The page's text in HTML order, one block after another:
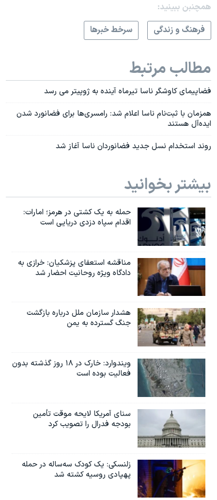
همچنبن ببینید:
فرهنگ و زندگی
سرخط خبرها
مطالب مرتبط
فضاپیمای کاوشگر ناسا تیرماه آینده به ژوپیتر می رسد
همزمان با ثبت‌نام ناسا اعلام شد: رامسری‌ها برای فضانورد شدن
ایده‌آل هستند
روند استخدام نسل جدید فضانوردان ناسا آغاز شد
بیشتر بخوانید
حمله به یک کشتی در هرمز؛ امارات:
اقدام سپاه دزدی دریایی است
مناقشه استعفای پزشکیان: خرازی به
دادگاه ویژه روحانیت احضار شد
هشدار سازمان ملل درباره بازگشت
جنگ گسترده به یمن
ویندوارد: خارک در ۱۸ روز گذشته بدون
فعالیت بوده است
سنای آمریکا لایحه موقت تأمین
بودجه فدرال را تصویب کرد
زلنسکی: یک کودک سه‌ساله در حمله
پهپادی روسیه کشته شد